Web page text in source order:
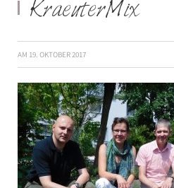
KraeuterMix
AM 19. OKTOBER 2017